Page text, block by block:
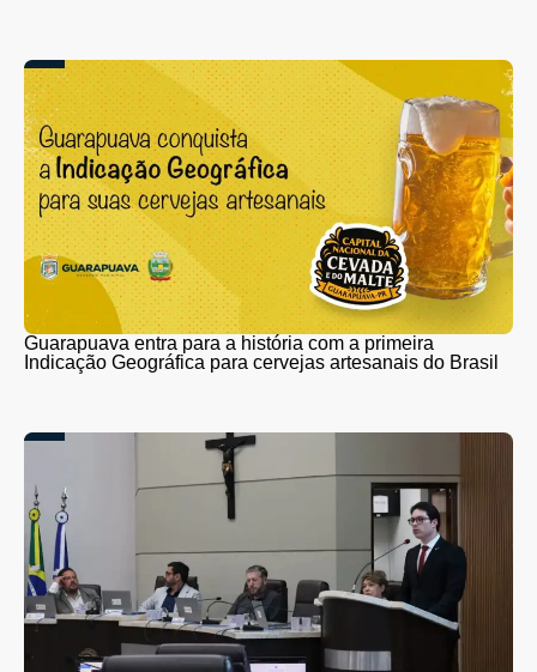
Guarapuava entra para a história com a primeira
Indicação Geográfica para cervejas artesanais do Brasil